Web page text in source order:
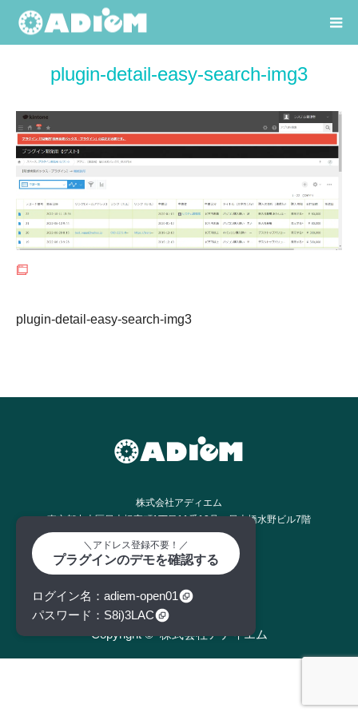
plugin-detail-easy-search-img3
plugin-detail-easy-search-img3
株式会社アディエム
東京都中央区日本橋室町1丁目11番12号 日本橋水野ビル7階
tel : 050-3629-1986
TwitterFacebookRSS
Copyright ©株式会社アディエム
＼アドレス登録不要！／
プラグインのデモを確認する
ログイン名
adiem-open01
パスワード
S8i)3LAC